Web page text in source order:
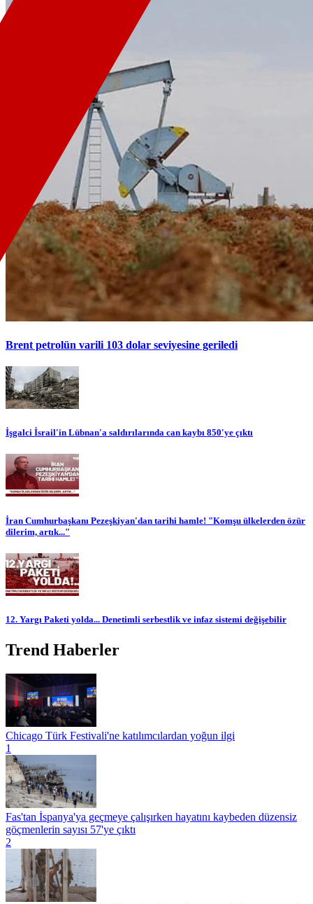
Brent petrolün varili 103 dolar seviyesine geriledi
İşgalci İsrail'in Lübnan'a saldırılarında can kaybı 850'ye çıktı
İran Cumhurbaşkanı Pezeşkiyan'dan tarihi hamle! "Komşu ülkelerden özür
dilerim, artık..."
12. Yargı Paketi yolda... Denetimli serbestlik ve infaz sistemi değişebilir
Trend Haberler
Chicago Türk Festivali'ne katılımcılardan yoğun ilgi
1
Fas'tan İspanya'ya geçmeye çalışırken hayatını kaybeden düzensiz
göçmenlerin sayısı 57'ye çıktı
2